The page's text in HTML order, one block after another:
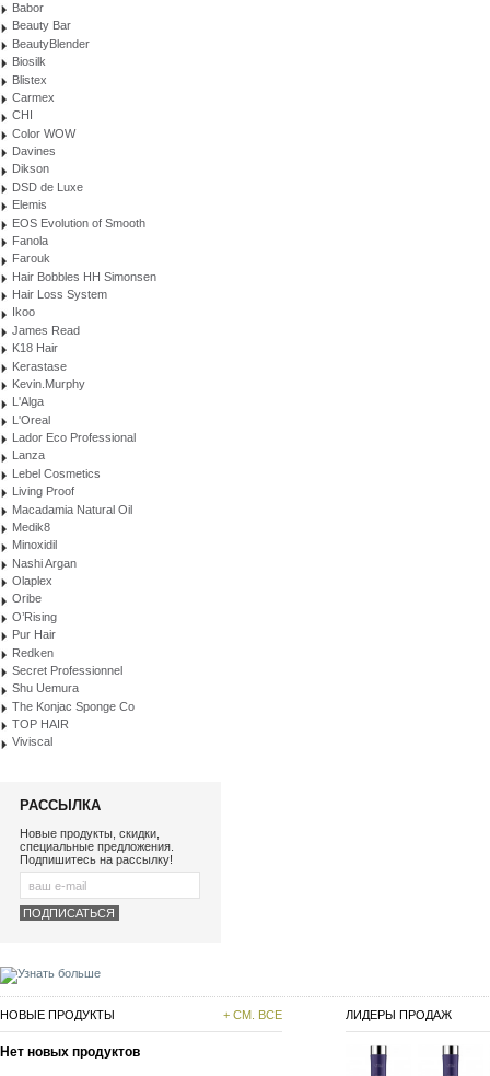
Babor
Beauty Bar
BeautyBlender
Biosilk
Blistex
Carmex
CHI
Color WOW
Davines
Dikson
DSD de Luxe
Elemis
EOS Evolution of Smooth
Fanola
Farouk
Hair Bobbles HH Simonsen
Hair Loss System
Ikoo
James Read
K18 Hair
Kerastase
Kevin.Murphy
L'Alga
L'Oreal
Lador Eco Professional
Lanza
Lebel Cosmetics
Living Proof
Macadamia Natural Oil
Medik8
Minoxidil
Nashi Argan
Olaplex
Oribe
O’Rising
Pur Hair
Redken
Secret Professionnel
Shu Uemura
The Konjac Sponge Co
TOP HAIR
Viviscal
РАССЫЛКА
Новые продукты, скидки,
специальные предложения.
Подпишитесь на рассылку!
НОВЫЕ ПРОДУКТЫ + СМ. ВСЕ
Нет новых продуктов
ЛИДЕРЫ ПРОДАЖ